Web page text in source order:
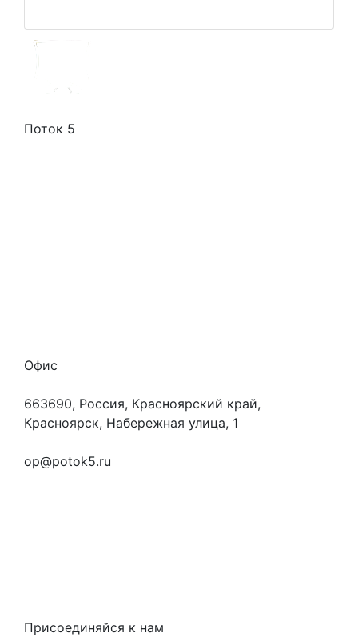
Поток 5
Офис
663690, Россия, Красноярский край,
Красноярск, Набережная улица, 1
op@potok5.ru
Присоединяйся к нам